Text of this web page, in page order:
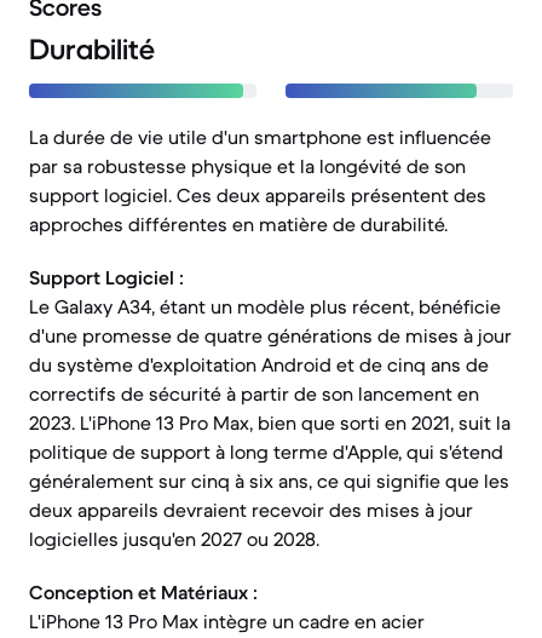
Scores
Durabilité
La durée de vie utile d'un smartphone est influencée
par sa robustesse physique et la longévité de son
support logiciel. Ces deux appareils présentent des
approches différentes en matière de durabilité.
Support Logiciel :
Le Galaxy A34, étant un modèle plus récent, bénéficie
d'une promesse de quatre générations de mises à jour
du système d'exploitation Android et de cinq ans de
correctifs de sécurité à partir de son lancement en
2023. L'iPhone 13 Pro Max, bien que sorti en 2021, suit la
politique de support à long terme d'Apple, qui s'étend
généralement sur cinq à six ans, ce qui signifie que les
deux appareils devraient recevoir des mises à jour
logicielles jusqu'en 2027 ou 2028.
Conception et Matériaux :
L'iPhone 13 Pro Max intègre un cadre en acier